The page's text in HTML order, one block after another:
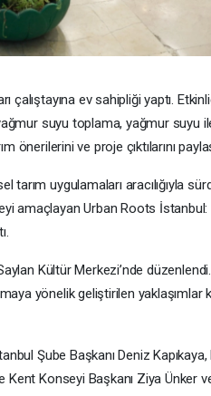
çalıştayına ev sahipliği yaptı.
suyu toplama, yağmur suyu
ve proje çıktılarını
tarım uygulamaları aracılığıyla
amaçlayan Urban Roots İstanbul:
Kültür Merkezi’nde
yönelik geliştirilen yaklaşımlar
Şube Başkanı Deniz
Konseyi Başkanı Ziya Ünker ve